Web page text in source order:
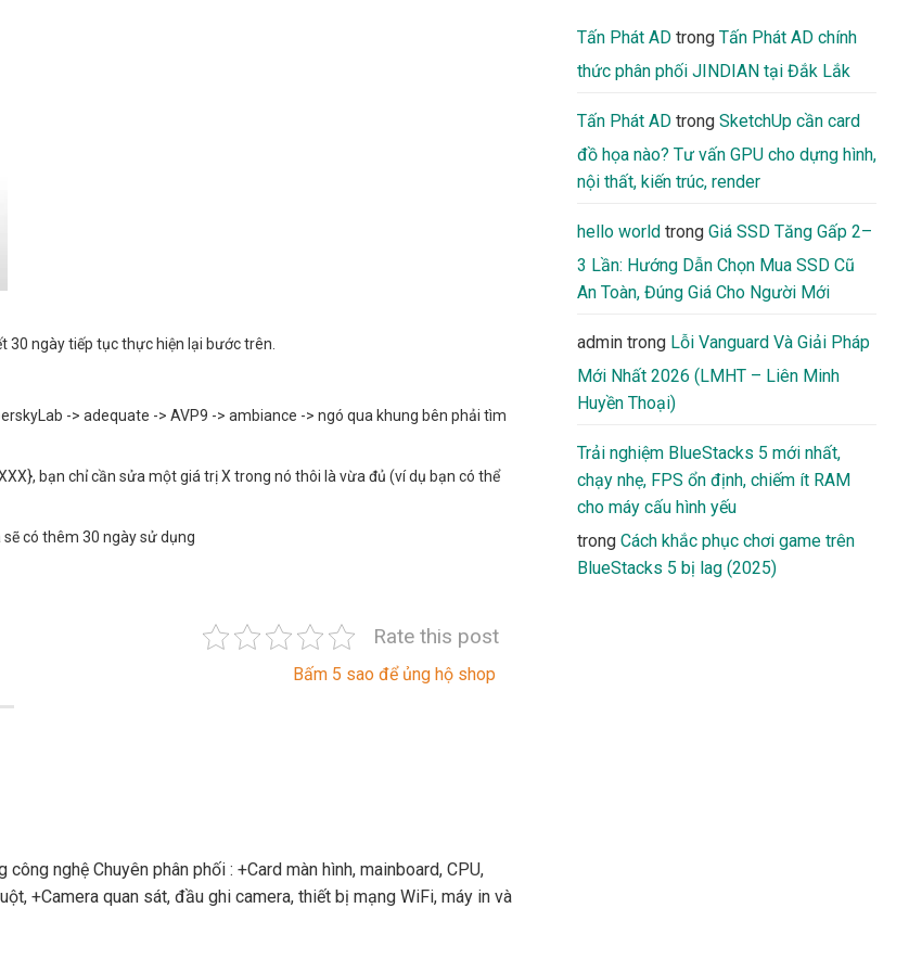
30 ngày tiếp tục thực hiện lại bước trên.
-> adequate -> AVP9 -> ambiance -> ngó qua khung bên phải tìm
bạn chỉ cần sửa một giá trị X trong nó thôi là vừa đủ (ví dụ bạn có thể
sẽ có thêm 30 ngày sử dụng
Rate this post
Bấm 5 sao để ủng hộ shop
nghệ Chuyên phân phối : +Card màn hình, mainboard, CPU,
+Camera quan sát, đầu ghi camera, thiết bị mạng WiFi, máy in và
Tấn Phát AD trong Tấn Phát AD chính
thức phân phối JINDIAN tại Đắk Lắk
Tấn Phát AD trong SketchUp cần card
đồ họa nào? Tư vấn GPU cho dựng hình,
nội thất, kiến trúc, render
hello world trong Giá SSD Tăng Gấp 2–
3 Lần: Hướng Dẫn Chọn Mua SSD Cũ
An Toàn, Đúng Giá Cho Người Mới
admin trong Lỗi Vanguard Và Giải Pháp
Mới Nhất 2026 (LMHT – Liên Minh
Huyền Thoại)
Trải nghiệm BlueStacks 5 mới nhất,
chạy nhẹ, FPS ổn định, chiếm ít RAM
cho máy cấu hình yếu
trong Cách khắc phục chơi game trên
BlueStacks 5 bị lag (2025)